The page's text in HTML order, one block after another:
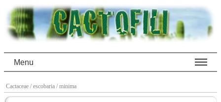
Menu
Cactaceae / escobaria / minima